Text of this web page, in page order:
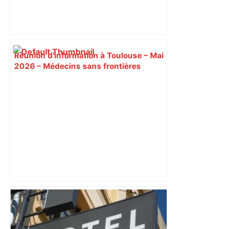
Réunion d'information à Toulouse – Mai
2026 – Médecins sans frontières
Vous pensiez que c’était comme une
voiture ? La vérité sur les avions qui
reculent – ici.fr